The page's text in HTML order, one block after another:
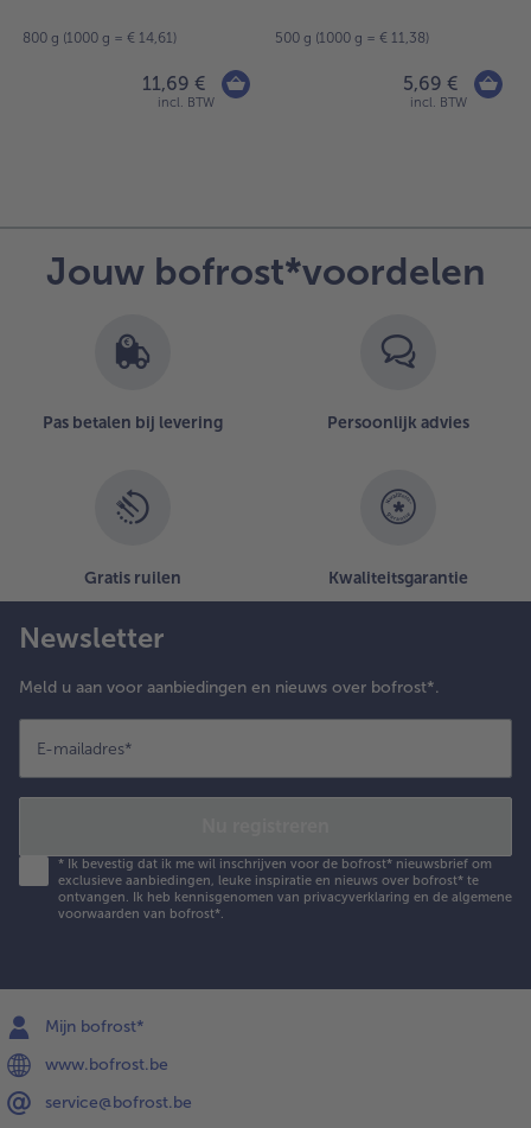
800 g (1000 g = € 14,61)
11,69 €
incl. BTW
500 g (1000 g = € 11,38)
5,69 €
incl. BTW
Jouw bofrost*voordelen
Pas betalen bij levering Persoonlijk advies
Gratis ruilen Kwaliteitsgarantie
Newsletter
Meld u aan voor aanbiedingen en nieuws over bofrost*.
E-mailadres*
* Ik bevestig dat ik me wil inschrijven voor de bofrost* nieuwsbrief om
exclusieve aanbiedingen, leuke inspiratie en nieuws over bofrost* te
ontvangen. Ik heb kennisgenomen van privacyverklaring en de algemene
voorwaarden van bofrost*.
Mijn bofrost*
www.bofrost.be
service@bofrost.be